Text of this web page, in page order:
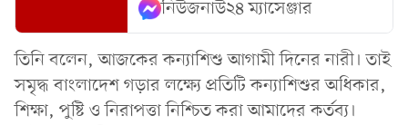
নিউজনাউ২৪ ম্যাসেঞ্জার
তিনি বলেন, আজকের কন্যাশিশু আগামী দিনের নারী। তাই
সমৃদ্ধ বাংলাদেশ গড়ার লক্ষ্যে প্রতিটি কন্যাশিশুর অধিকার,
শিক্ষা, পুষ্টি ও নিরাপত্তা নিশ্চিত করা আমাদের কর্তব্য।